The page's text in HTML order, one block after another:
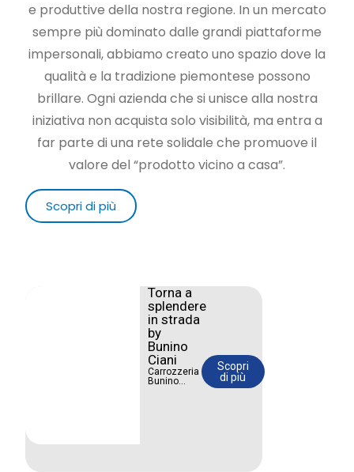
e produttive della nostra regione. In un mercato
sempre più dominato dalle grandi piattaforme
impersonali, abbiamo creato uno spazio dove la
qualità e la tradizione piemontese possono
brillare. Ogni azienda che si unisce alla nostra
iniziativa non acquista solo visibilità, ma entra a
far parte di una rete solidale che promuove il
valore del “prodotto vicino a casa”.
Scopri di più
Torna a
splendere
in strada
by
Bunino
Ciani
Carrozzeria
Bunino
Scopri
di più